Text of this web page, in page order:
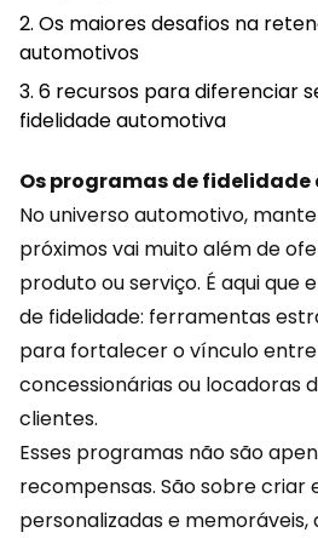
Os maiores desafios na
automotivos
6 recursos para diferenciar
fidelidade automotiva
Os programas de
No universo automotivo,
próximos vai muito além de
produto ou serviço. É aqui
de fidelidade: ferramentas
para fortalecer o vínculo
concessionárias ou locadoras
clientes.
Esses programas não são
recompensas. São sobre criar
personalizadas e